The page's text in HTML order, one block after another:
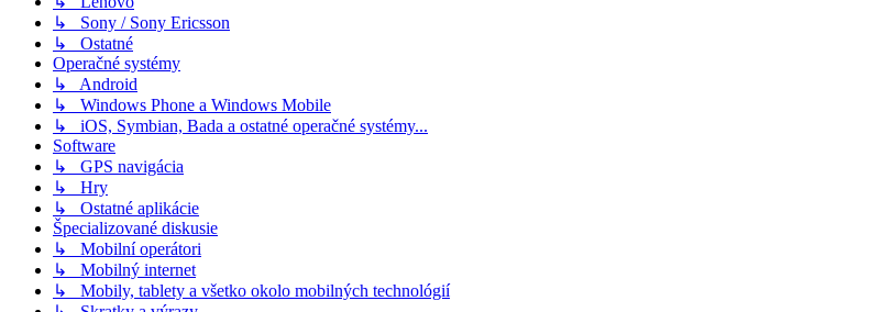
↳ Sony / Sony Ericsson
↳ Ostatné
Operačné systémy
↳ Android
↳ Windows Phone a Windows Mobile
↳ iOS, Symbian, Bada a ostatné operačné systémy...
Software
↳ GPS navigácia
↳ Hry
↳ Ostatné aplikácie
Špecializované diskusie
↳ Mobilní operátori
↳ Mobilný internet
↳ Mobily, tablety a všetko okolo mobilných technológií